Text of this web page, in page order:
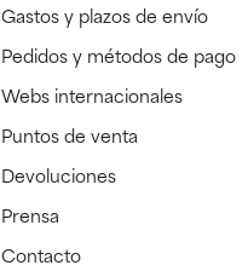
Gastos y plazos de envío
Pedidos y métodos de pago
Webs internacionales
Puntos de venta
Devoluciones
Prensa
Contacto